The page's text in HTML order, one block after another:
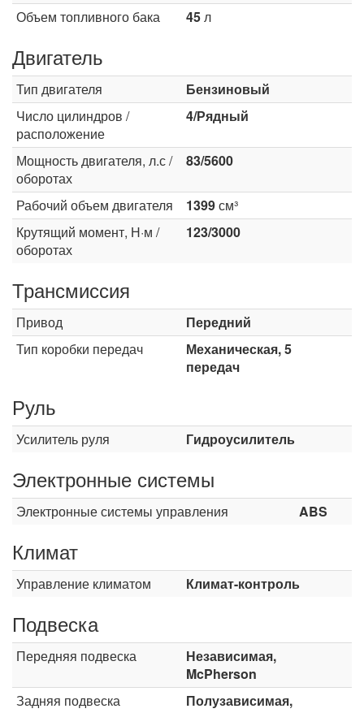
Объем топливного бака
45л
Двигатель
Тип двигателя
Бензиновый
Число цилиндров /
расположение
4/Рядный
Мощность двигателя, л.с /
оборотах
83/5600
Рабочий объем двигателя 1399см³
Крутящий момент, Н·м /
оборотах
123/3000
Трансмиссия
Привод
Передний
Тип коробки передач
Механическая, 5
передач
Руль
Усилитель руля Гидроусилитель
Электронные системы
Электронные системы управления ABS
Климат
Управление климатом Климат-контроль
Подвеска
Передняя подвеска
Независимая,
McPherson
Задняя подвеска
Полузависимая,